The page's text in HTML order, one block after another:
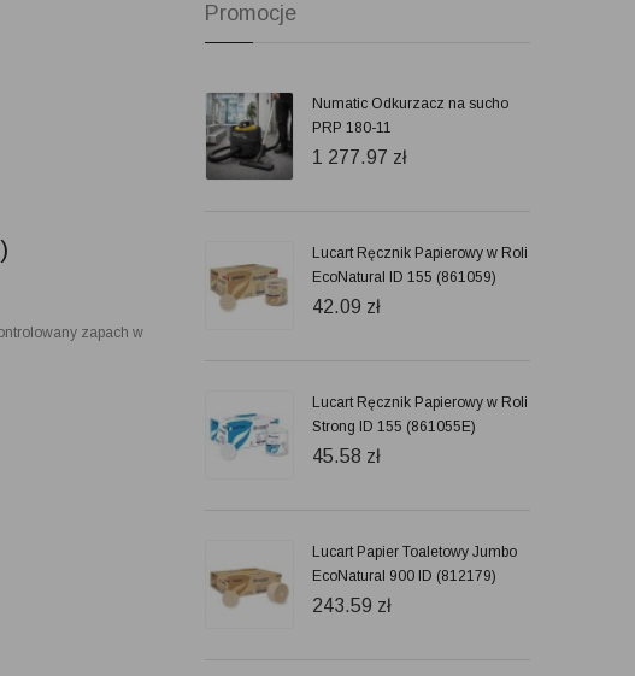
zapach w
Promocje
Numatic Odkurzacz na sucho
PRP 180-11
1 277.97 zł
Lucart Ręcznik Papierowy w Roli
EcoNatural ID 155 (861059)
42.09 zł
Lucart Ręcznik Papierowy w Roli
Strong ID 155 (861055E)
45.58 zł
Lucart Papier Toaletowy Jumbo
EcoNatural 900 ID (812179)
243.59 zł